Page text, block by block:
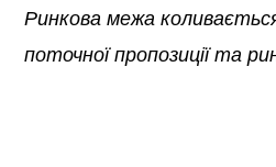
Ринкова межа
поточної пропозиції та